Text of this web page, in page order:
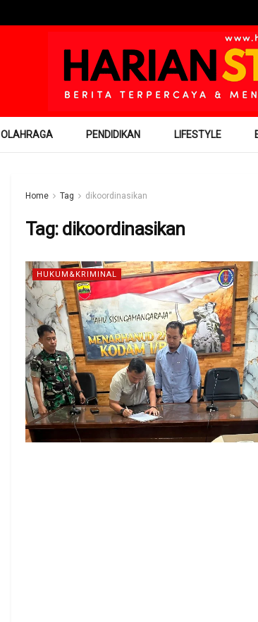
OLAHRAGA PENDIDIKAN LIFESTYLE
Home Tag dikoordinasikan
Tag: dikoordinasikan
HUKUM&KRIMINAL